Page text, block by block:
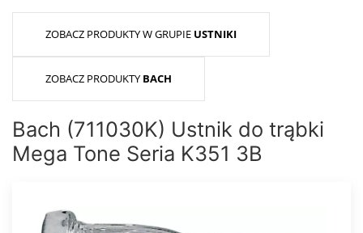
ZOBACZ PRODUKTY W GRUPIE USTNIKI
ZOBACZ PRODUKTY BACH
Bach (711030K) Ustnik do trąbki
Mega Tone Seria K351 3B